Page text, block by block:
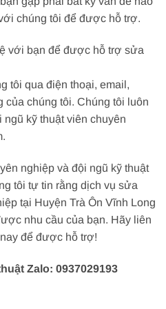
chúng tôi để được hỗ trợ.
với bạn để được hỗ trợ sửa
tôi qua điện thoại, email,
của chúng tôi. Chúng tôi luôn
kỹ thuật viên chuyên
nghiệp và đội ngũ kỹ thuật
tôi tự tin rằng dịch vụ sửa
tại Huyện Trà Ôn Vĩnh Long
nhu cầu của bạn. Hãy liên
để được hỗ trợ!
Zalo: 0937029193